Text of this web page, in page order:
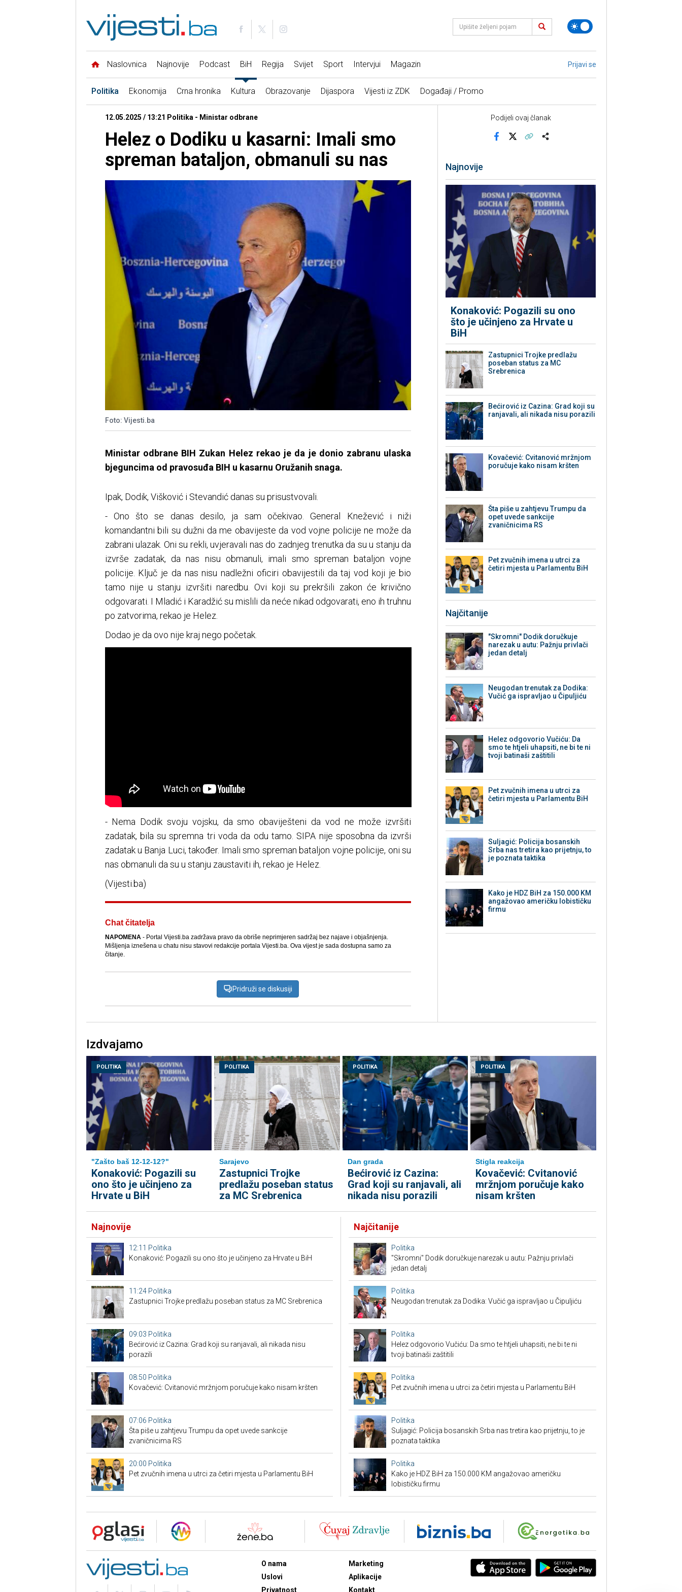
Naslovnica Najnovije Podcast BiH Regija Svijet Sport Intervjui Magazin Prijavi se
Politika Ekonomija Crna hronika Kultura Obrazovanje Dijaspora Vijesti iz ZDK Događaji / Promo
12.05.2025 / 13:21 Politika - Ministar odbrane
Helez o Dodiku u kasarni: Imali smo
spreman bataljon, obmanuli su nas
Foto: Vijesti.ba
Ministar odbrane BIH Zukan Helez rekao je da je donio zabranu ulaska
bjeguncima od pravosuđa BIH u kasarnu Oružanih snaga.
Ipak, Dodik, Višković i Stevandić danas su prisustvovali.
- Ono što se danas desilo, ja sam očekivao. General Knežević i niži
komandantni bili su dužni da me obavijeste da vod vojne policije ne može da
zabrani ulazak. Oni su rekli, uvjeravali nas do zadnjeg trenutka da su u stanju da
izvrše zadatak, da nas nisu obmanuli, imali smo spreman bataljon vojne
policije. Ključ je da nas nisu nadležni oficiri obavijestili da taj vod koji je bio
tamo nije u stanju izvršiti naredbu. Ovi koji su prekršili zakon će krivično
odgovarati. I Mladić i Karadžić su mislili da neće nikad odgovarati, eno ih truhnu
po zatvorima, rekao je Helez.
Dodao je da ovo nije kraj nego početak.
- Nema Dodik svoju vojsku, da smo obaviješteni da vod ne može izvršiti
zadatak, bila su spremna tri voda da odu tamo. SIPA nije sposobna da izvrši
zadatak u Banja Luci, također. Imali smo spreman bataljon vojne policije, oni su
nas obmanuli da su u stanju zaustaviti ih, rekao je Helez.
(Vijesti.ba)
Chat čitatelja
NAPOMENA- Portal Vijesti.ba zadržava pravo da obriše neprimjeren sadržaj bez najave i objašnjenja.
Mišljenja iznešena u chatu nisu stavovi redakcije portala Vijesti.ba. Ova vijest je sada dostupna samo za
čitanje.
Pridruži se diskusiji
Podijeli ovaj članak
Najnovije
Konaković: Pogazili su ono
što je učinjeno za Hrvate u
BiH
Zastupnici Trojke predlažu
poseban status za MC
Srebrenica
Bećirović iz Cazina: Grad koji su
ranjavali, ali nikada nisu porazili
Kovačević: Cvitanović mržnjom
poručuje kako nisam kršten
Šta piše u zahtjevu Trumpu da
opet uvede sankcije
zvaničnicima RS
Pet zvučnih imena u utrci za
četiri mjesta u Parlamentu BiH
Najčitanije
"Skromni" Dodik doručkuje
narezak u autu: Pažnju privlači
jedan detalj
Neugodan trenutak za Dodika:
Vučić ga ispravljao u Čipuljiću
Helez odgovorio Vučiću: Da
smo te htjeli uhapsiti, ne bi te ni
tvoji batinaši zaštitili
Pet zvučnih imena u utrci za
četiri mjesta u Parlamentu BiH
Suljagić: Policija bosanskih
Srba nas tretira kao prijetnju, to
je poznata taktika
Kako je HDZ BiH za 150.000 KM
angažovao američku lobističku
firmu
Izdvajamo
POLITIKA
"Zašto baš 12-12-12?"
Konaković: Pogazili su
ono što je učinjeno za
Hrvate u BiH
POLITIKA
Sarajevo
Zastupnici Trojke
predlažu poseban status
za MC Srebrenica
POLITIKA
Dan grada
Bećirović iz Cazina:
Grad koji su ranjavali, ali
nikada nisu porazili
POLITIKA
Stigla reakcija
Kovačević: Cvitanović
mržnjom poručuje kako
nisam kršten
Najnovije
12:11 Politika
Konaković: Pogazili su ono što je učinjeno za Hrvate u BiH
11:24 Politika
Zastupnici Trojke predlažu poseban status za MC Srebrenica
09:03 Politika
Bećirović iz Cazina: Grad koji su ranjavali, ali nikada nisu
porazili
08:50 Politika
Kovačević: Cvitanović mržnjom poručuje kako nisam kršten
07:06 Politika
Šta piše u zahtjevu Trumpu da opet uvede sankcije
zvaničnicima RS
20:00 Politika
Pet zvučnih imena u utrci za četiri mjesta u Parlamentu BiH
Najčitanije
Politika
"Skromni" Dodik doručkuje narezak u autu: Pažnju privlači
jedan detalj
Politika
Neugodan trenutak za Dodika: Vučić ga ispravljao u Čipuljiću
Politika
Helez odgovorio Vučiću: Da smo te htjeli uhapsiti, ne bi te ni
tvoji batinaši zaštitili
Politika
Pet zvučnih imena u utrci za četiri mjesta u Parlamentu BiH
Politika
Suljagić: Policija bosanskih Srba nas tretira kao prijetnju, to je
poznata taktika
Politika
Kako je HDZ BiH za 150.000 KM angažovao američku
lobističku firmu
O nama
Uslovi
Privatnost
Marketing
Aplikacije
Kontakt